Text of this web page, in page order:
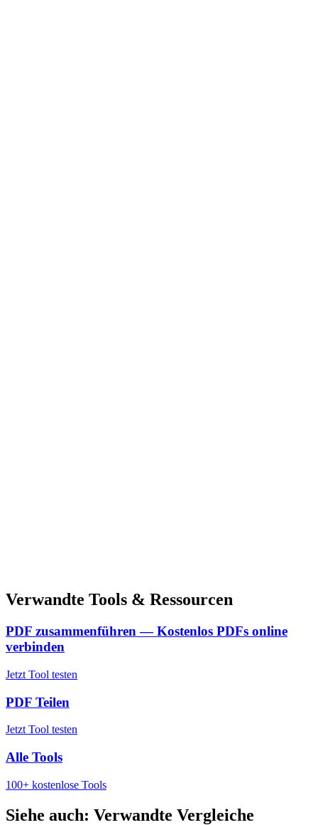
Verwandte Tools & Ressourcen
PDF zusammenführen — Kostenlos PDFs online
verbinden
Jetzt Tool testen
PDF Teilen
Jetzt Tool testen
Alle Tools
100+ kostenlose Tools
Siehe auch: Verwandte Vergleiche